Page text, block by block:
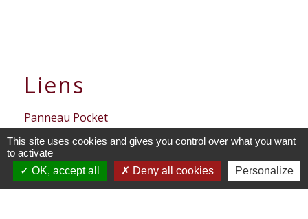
Liens
Panneau Pocket
Portail enfance - Mairie de
Villemorieu
This site uses cookies and gives you control over what you want
to activate
OK, accept all
Deny all cookies Personalize